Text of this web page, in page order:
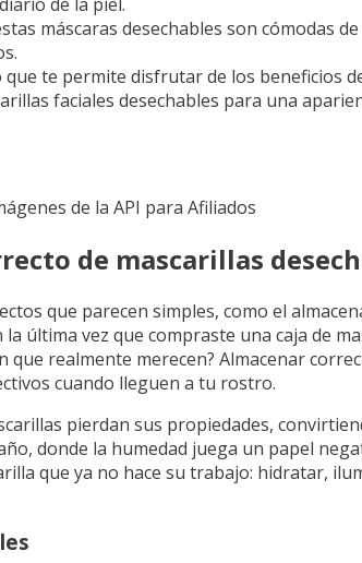
máscaras desechables son cómodas
que te permite disfrutar de los beneficios
faciales desechables para una
de la API para Afiliados
de mascarillas
que parecen simples, como el
última vez que compraste una caja de
que realmente merecen? Almacenar
cuando lleguen a tu rostro.
pierdan sus propiedades,
donde la humedad juega un papel
que ya no hace su trabajo: hidratar,